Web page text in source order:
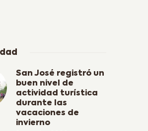
San José registró un
buen nivel de
actividad turística
durante las
vacaciones de
invierno